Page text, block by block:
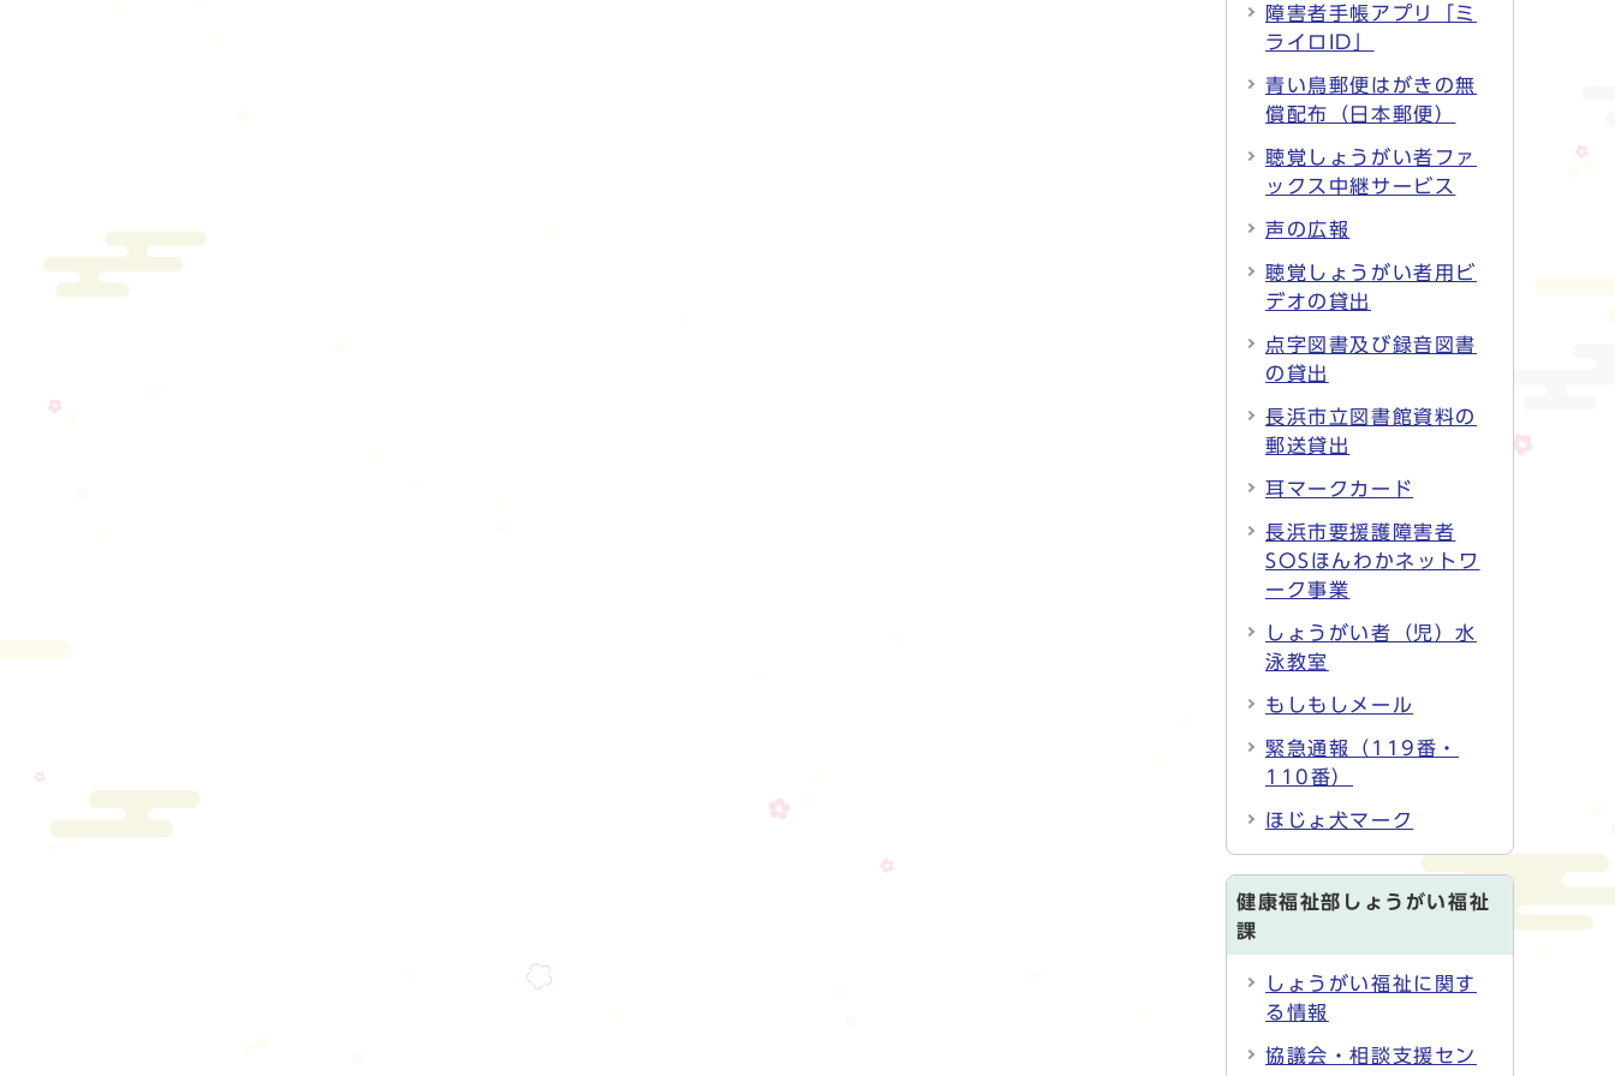
障害者手帳アプリ「ミ
ライロID」
青い鳥郵便はがきの無
償配布（日本郵便）
聴覚しょうがい者ファ
ックス中継サービス
声の広報
聴覚しょうがい者用ビ
デオの貸出
点字図書及び録音図書
の貸出
長浜市立図書館資料の
郵送貸出
耳マークカード
長浜市要援護障害者
SOSほんわかネットワ
ーク事業
しょうがい者（児）水
泳教室
もしもしメール
緊急通報（119番・
110番）
ほじょ犬マーク
健康福祉部しょうがい福祉
課
しょうがい福祉に関す
る情報
協議会・相談支援セン